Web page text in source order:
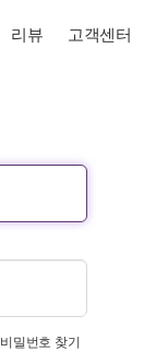
리뷰 고객센터
비밀번호 찾기